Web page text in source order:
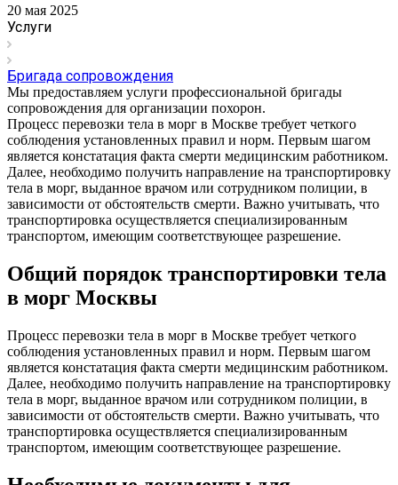
20 мая 2025
Услуги
Бригада сопровождения
Мы предоставляем услуги профессиональной бригады
сопровождения для организации похорон.
Процесс перевозки тела в морг в Москве требует четкого
соблюдения установленных правил и норм. Первым шагом
является констатация факта смерти медицинским работником.
Далее, необходимо получить направление на транспортировку
тела в морг, выданное врачом или сотрудником полиции, в
зависимости от обстоятельств смерти. Важно учитывать, что
транспортировка осуществляется специализированным
транспортом, имеющим соответствующее разрешение.
Общий порядок транспортировки тела
в морг Москвы
Процесс перевозки тела в морг в Москве требует четкого
соблюдения установленных правил и норм. Первым шагом
является констатация факта смерти медицинским работником.
Далее, необходимо получить направление на транспортировку
тела в морг, выданное врачом или сотрудником полиции, в
зависимости от обстоятельств смерти. Важно учитывать, что
транспортировка осуществляется специализированным
транспортом, имеющим соответствующее разрешение.